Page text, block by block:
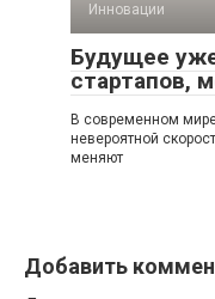
Инновации
Будущее
стартапов,
В современном
невероятной
меняют
Добавить